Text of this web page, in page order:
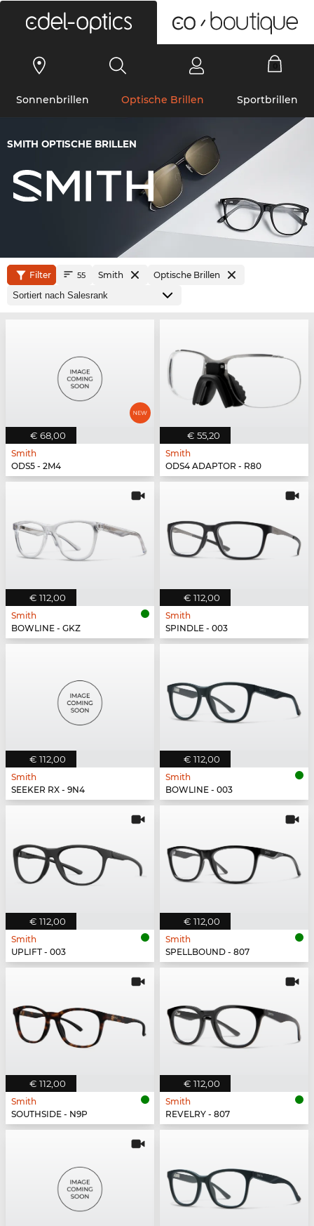
Sonnenbrillen Optische Brillen Sportbrillen
SMITH OPTISCHE BRILLEN
Filter 55 Smith Optische Brillen
€ 68,00
Smith
ODS5 - 2M4
€ 55,20
Smith
ODS4 ADAPTOR - R80
€ 112,00
Smith
BOWLINE - GKZ
€ 112,00
Smith
SPINDLE - 003
€ 112,00
Smith
SEEKER RX - 9N4
€ 112,00
Smith
BOWLINE - 003
€ 112,00
Smith
UPLIFT - 003
€ 112,00
Smith
SPELLBOUND - 807
€ 112,00
Smith
SOUTHSIDE - N9P
€ 112,00
Smith
REVELRY - 807